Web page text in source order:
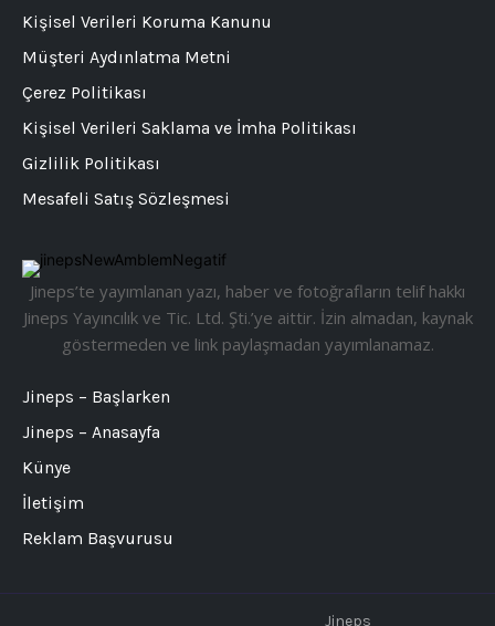
Jineps’te yayımlanan yazı, haber ve fotoğrafların telif hakkı
Jineps Yayıncılık ve Tic. Ltd. Şti.’ye aittir. İzin almadan, kaynak
göstermeden ve link paylaşmadan yayımlanamaz.
Jineps – Başlarken
Jineps – Anasayfa
Künye
İletişim
Reklam Başvurusu
Kişisel Verileri Koruma Kanunu
Müşteri Aydınlatma Metni
Çerez Politikası
Kişisel Verileri Saklama ve İmha Politikası
Gizlilik Politikası
Mesafeli Satış Sözleşmesi
Jineps